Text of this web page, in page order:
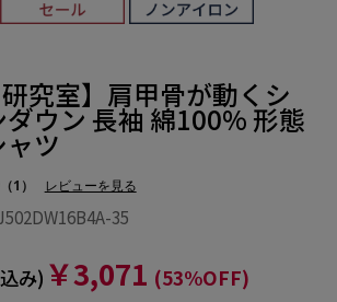
研究室】肩甲骨が動くシ
ダウン 長袖 綿100% 形態
ツ
（1） レビューを見る
35
み) ￥3,071 (53%OFF)